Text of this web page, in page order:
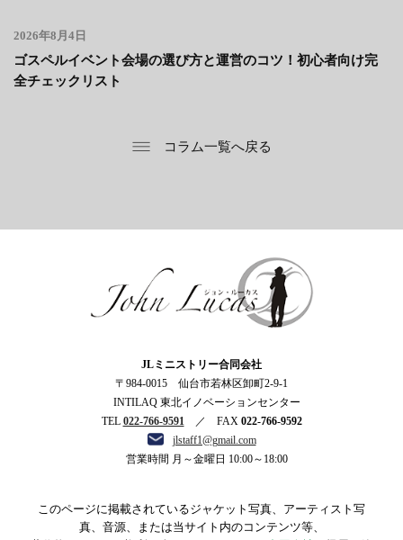
2026年8月4日
ゴスペルイベント会場の選び方と運営のコツ！初心者向け完
全チェックリスト
コラム一覧へ戻る
JLミニストリー合同会社
〒984-0015 仙台市若林区卸町2-9-1
INTILAQ 東北イノベーションセンター
TEL 022-766-9591／ FAX 022-766-9592
jlstaff1@gmail.com
営業時間 月～金曜日 10:00～18:00
このページに掲載されているジャケット写真、アーティスト写
真、音源、または当サイト内のコンテンツ等、